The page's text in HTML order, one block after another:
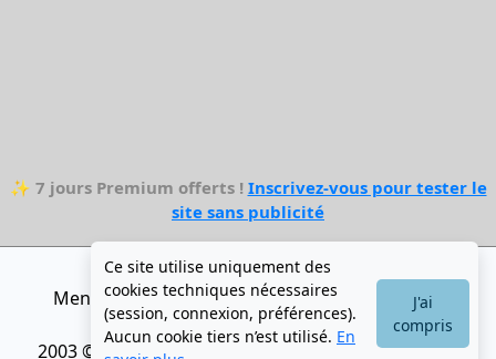
✨ 7 jours Premium offerts ! Inscrivez-vous pour tester le
site sans publicité
Mentions légales & Politique de confidentialité
CGU
Contact
2003 © 2026 Au soleil levant – Tous droits réservés
Ce site utilise uniquement des
cookies techniques nécessaires
(session, connexion, préférences).
Aucun cookie tiers n’est utilisé. En
J'ai
compris